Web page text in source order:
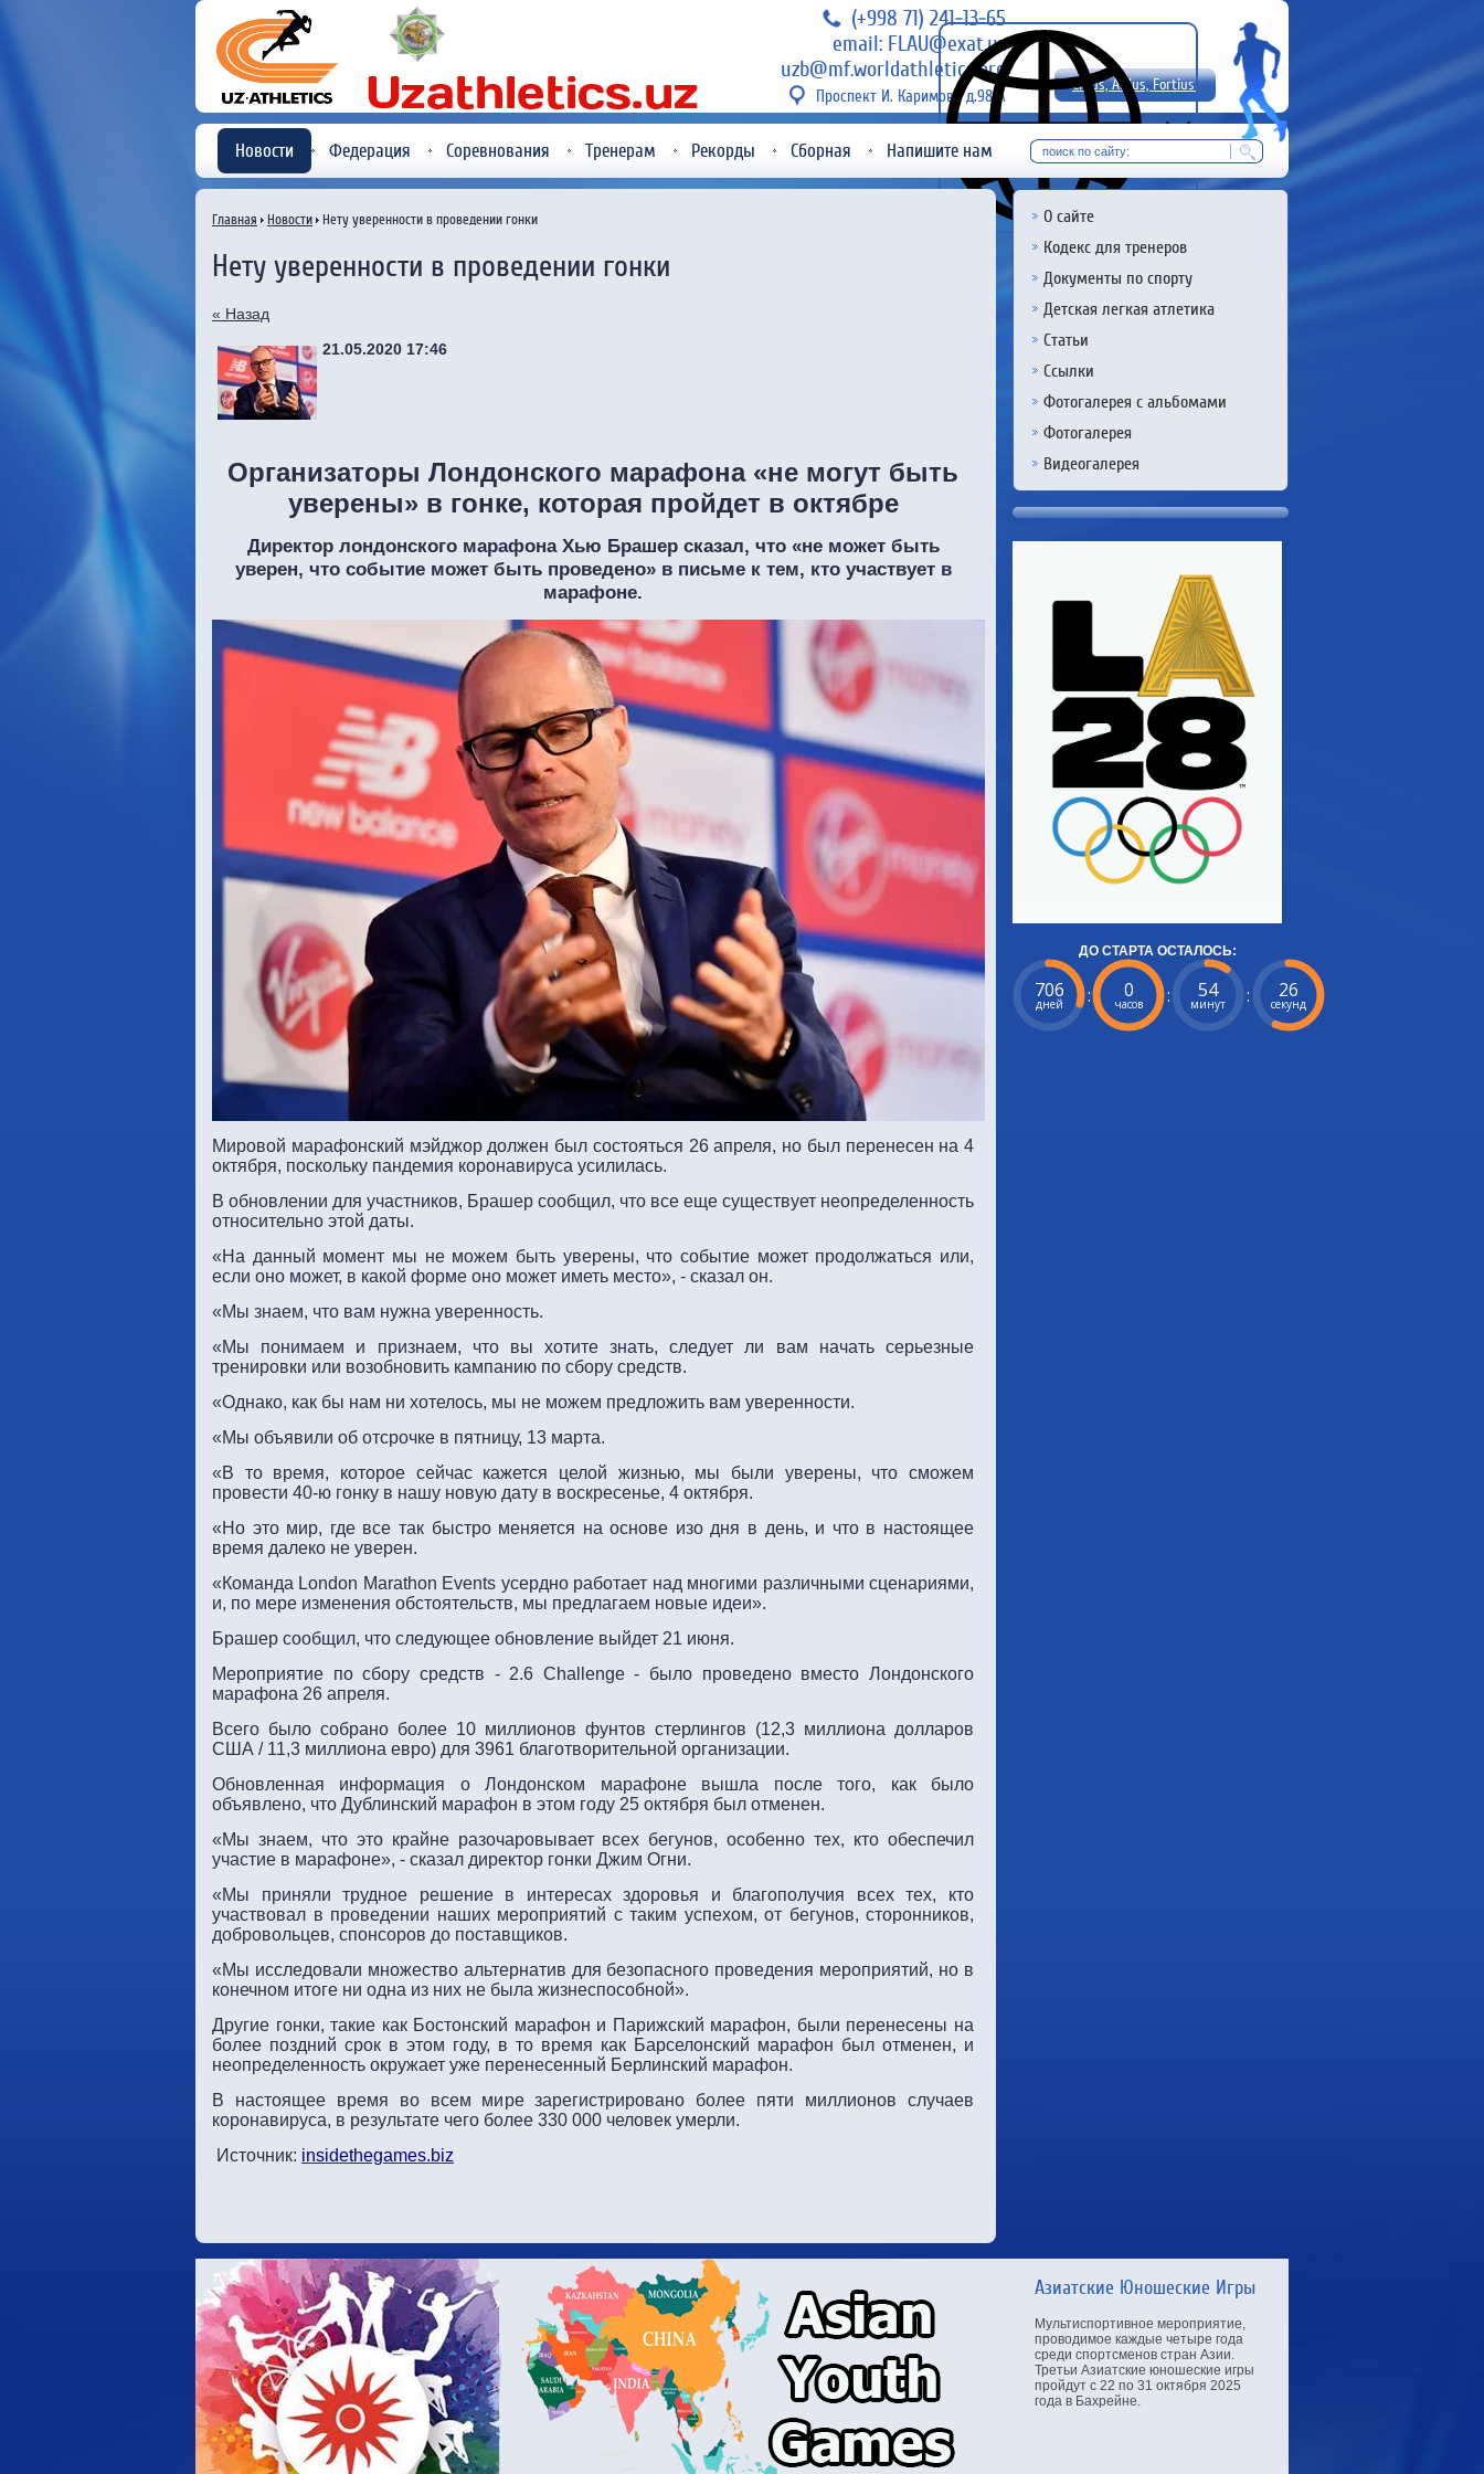
(+998 71) 241-13-65
email: FLAU@exat.uz
uzb@mf.worldathletics.org
Проспект И. Каримова д.98 А
Citius, Altius, Fortius!
RU
Новости Федерация Соревнования Тренерам Рекорды Сборная Напишите нам
О сайте
Кодекс для тренеров
Документы по спорту
Детская легкая атлетика
Статьи
Ссылки
Фотогалерея с альбомами
Фотогалерея
Видеогалерея
ДО СТАРТА ОСТАЛОСЬ:
706
дней : 0
часов : 54
минут : 25
секунд
Главная Новости Нету уверенности в проведении гонки
Нету уверенности в проведении гонки
« Назад
21.05.2020 17:46
Организаторы Лондонского марафона «не могут быть
уверены» в гонке, которая пройдет в октябре
Директор лондонского марафона Хью Брашер сказал, что «не может быть
уверен, что событие может быть проведено» в письме к тем, кто участвует в
марафоне.
Мировой марафонский мэйджор должен был состояться 26 апреля, но был перенесен на 4
октября, поскольку пандемия коронавируса усилилась.
В обновлении для участников, Брашер сообщил, что все еще существует неопределенность
относительно этой даты.
«На данный момент мы не можем быть уверены, что событие может продолжаться или,
если оно может, в какой форме оно может иметь место», - сказал он.
«Мы знаем, что вам нужна уверенность.
«Мы понимаем и признаем, что вы хотите знать, следует ли вам начать серьезные
тренировки или возобновить кампанию по сбору средств.
«Однако, как бы нам ни хотелось, мы не можем предложить вам уверенности.
«Мы объявили об отсрочке в пятницу, 13 марта.
«В то время, которое сейчас кажется целой жизнью, мы были уверены, что сможем
провести 40-ю гонку в нашу новую дату в воскресенье, 4 октября.
«Но это мир, где все так быстро меняется на основе изо дня в день, и что в настоящее
время далеко не уверен.
«Команда London Marathon Events усердно работает над многими различными сценариями,
и, по мере изменения обстоятельств, мы предлагаем новые идеи».
Брашер сообщил, что следующее обновление выйдет 21 июня.
Мероприятие по сбору средств - 2.6 Challenge - было проведено вместо Лондонского
марафона 26 апреля.
Всего было собрано более 10 миллионов фунтов стерлингов (12,3 миллиона долларов
США / 11,3 миллиона евро) для 3961 благотворительной организации.
Обновленная информация о Лондонском марафоне вышла после того, как было
объявлено, что Дублинский марафон в этом году 25 октября был отменен.
«Мы знаем, что это крайне разочаровывает всех бегунов, особенно тех, кто обеспечил
участие в марафоне», - сказал директор гонки Джим Огни.
«Мы приняли трудное решение в интересах здоровья и благополучия всех тех, кто
участвовал в проведении наших мероприятий с таким успехом, от бегунов, сторонников,
добровольцев, спонсоров до поставщиков.
«Мы исследовали множество альтернатив для безопасного проведения мероприятий, но в
конечном итоге ни одна из них не была жизнеспособной».
Другие гонки, такие как Бостонский марафон и Парижский марафон, были перенесены на
более поздний срок в этом году, в то время как Барселонский марафон был отменен, и
неопределенность окружает уже перенесенный Берлинский марафон.
В настоящее время во всем мире зарегистрировано более пяти миллионов случаев
коронавируса, в результате чего более 330 000 человек умерли.
Источник: insidethegames.biz